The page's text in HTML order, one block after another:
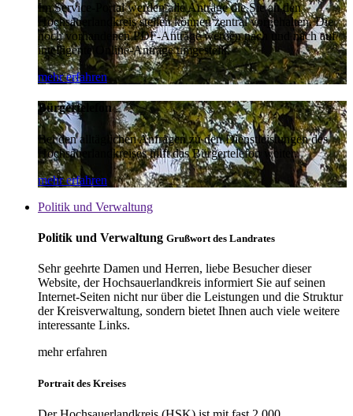
Im Service-Portal werden alle Anträge die Sie an den
Hochsauerlandkreis stellen können zentral vorgehalten. Die
noch vorhandenen PDF-Anträge werden nach und nach auf
intelligente Online-Anträge umgestellt.
mehr erfahren
Bürgertelefon
Bei den alltäglichen Anfragen zu den Dienstleistungen des
Hochsauerlandkreises hilft das Bürgertelefon weiter.
mehr erfahren
Politik und Verwaltung
Politik und Verwaltung Grußwort des Landrates
Sehr geehrte Damen und Herren, liebe Besucher dieser
Website, der Hochsauerlandkreis informiert Sie auf seinen
Internet-Seiten nicht nur über die Leistungen und die Struktur
der Kreisverwaltung, sondern bietet Ihnen auch viele weitere
interessante Links.
mehr erfahren
Portrait des Kreises